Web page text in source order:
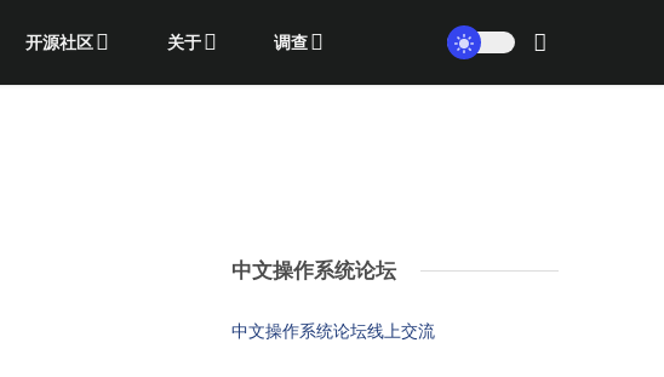
开源社区 关于 调查
中文操作系统论坛
中文操作系统论坛线上交流